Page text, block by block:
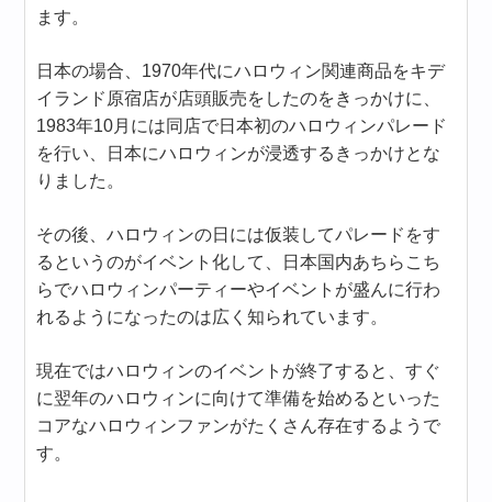
ます。
日本の場合、1970年代にハロウィン関連商品をキデ
イランド原宿店が店頭販売をしたのをきっかけに、
1983年10月には同店で日本初のハロウィンパレード
を行い、日本にハロウィンが浸透するきっかけとな
りました。
その後、ハロウィンの日には仮装してパレードをす
るというのがイベント化して、日本国内あちらこち
らでハロウィンパーティーやイベントが盛んに行わ
れるようになったのは広く知られています。
現在ではハロウィンのイベントが終了すると、すぐ
に翌年のハロウィンに向けて準備を始めるといった
コアなハロウィンファンがたくさん存在するようで
す。